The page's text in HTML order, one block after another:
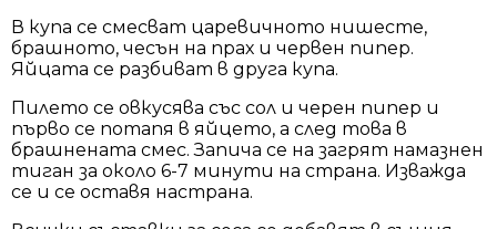
В купа се смесват царевичното нишесте,
брашното, чесън на прах и червен пипер.
Яйцата се разбиват в друга купа.
Пилето се овкусява със сол и черен пипер и
първо се потапя в яйцето, а след това в
брашнената смес. Запича се на загрят намазнен
тиган за около 6-7 минути на страна. Изважда
се и се оставя настрана.